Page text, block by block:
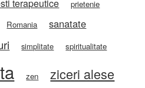
terapeutice prietenie
Romania sanatate
simplitate spiritualitate
zen ziceri alese